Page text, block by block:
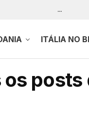
…
ITÁLIA NO
os